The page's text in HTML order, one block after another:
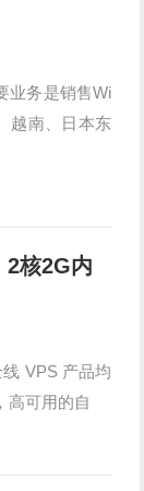
业务是销售Wi
越南、日本东
2核2G内
VPS 产品均
高可用的自